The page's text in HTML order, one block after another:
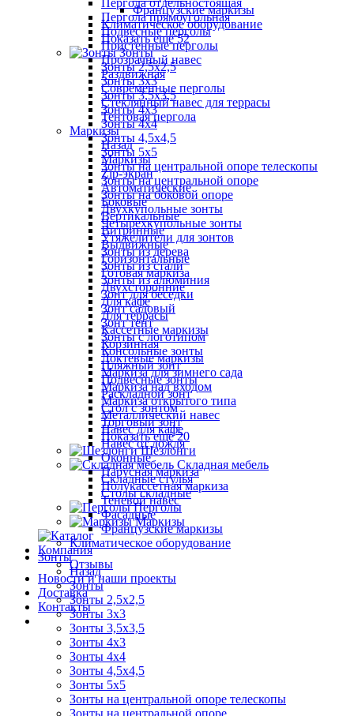
Французские маркизы
Климатическое оборудование
Показать ещё 52
Зонты
Зонты 2,5х2,5
Зонты 3х3
Зонты 3,5х3,5
Зонты 4х3
Зонты 4х4
Зонты 4,5х4,5
Зонты 5х5
Зонты на центральной опоре телескопы
Зонты на центральной опоре
Зонты на боковой опоре
Двухкупольные зонты
Четырехкупольные зонты
Утяжелители для зонтов
Зонты из дерева
Зонты из стали
Зонты из алюминия
Зонт для беседки
Зонт садовый
Зонт тент
Зонты с логотипом
Консольные зонты
Пляжный зонт
Подвесные зонты
Раскладной зонт
Стол с зонтом
Торговый зонт
Показать ещё 20
Шезлонги
Складная мебель
Складные стулья
Столы складные
Перголы
Маркизы
Компания
Отзывы
Новости и наши проекты
Доставка
Контакты
Пергола отдельностоящая
Пергола прямоугольная
Подвесные перголы
Пристенные перголы
Прозрачный навес
Раздвижная
Современные перголы
Стеклянный навес для террасы
Тентовая пергола
Маркизы
Назад
Маркизы
Zip-экран
Автоматические
Боковые
Вертикальные
Витринные
Выдвижные
Горизонтальные
Готовая маркиза
Двухсторонние
Для кафе
Для террасы
Кассетные маркизы
Корзинная
Локтевые маркизы
Маркиза для зимнего сада
Маркиза над входом
Маркиза открытого типа
Металлический навес
Навес для кафе
Навес от дождя
Оконные
Парусная маркиза
Полукассетная маркиза
Теневой навес
Фасадные
Французские маркизы
Климатическое оборудование
Зонты
Назад
Зонты
Зонты 2,5х2,5
Зонты 3х3
Зонты 3,5х3,5
Зонты 4х3
Зонты 4х4
Зонты 4,5х4,5
Зонты 5х5
Зонты на центральной опоре телескопы
Зонты на центральной опоре